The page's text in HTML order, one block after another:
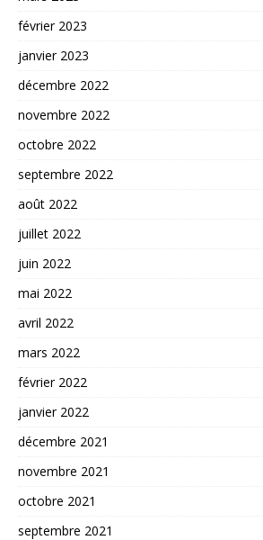
février 2023
janvier 2023
décembre 2022
novembre 2022
octobre 2022
septembre 2022
août 2022
juillet 2022
juin 2022
mai 2022
avril 2022
mars 2022
février 2022
janvier 2022
décembre 2021
novembre 2021
octobre 2021
septembre 2021